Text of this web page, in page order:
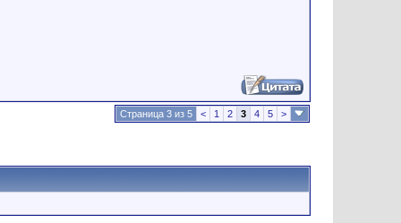
Страница 3 из 5 < 1 2 3 4 5 >